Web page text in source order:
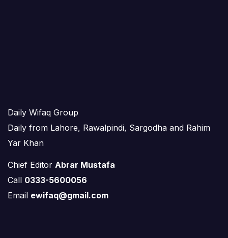
Daily Wifaq Group
Daily from Lahore, Rawalpindi, Sargodha and Rahim
Yar Khan
Chief Editor Abrar Mustafa
Call 0333-5600056
Email ewifaq@gmail.com